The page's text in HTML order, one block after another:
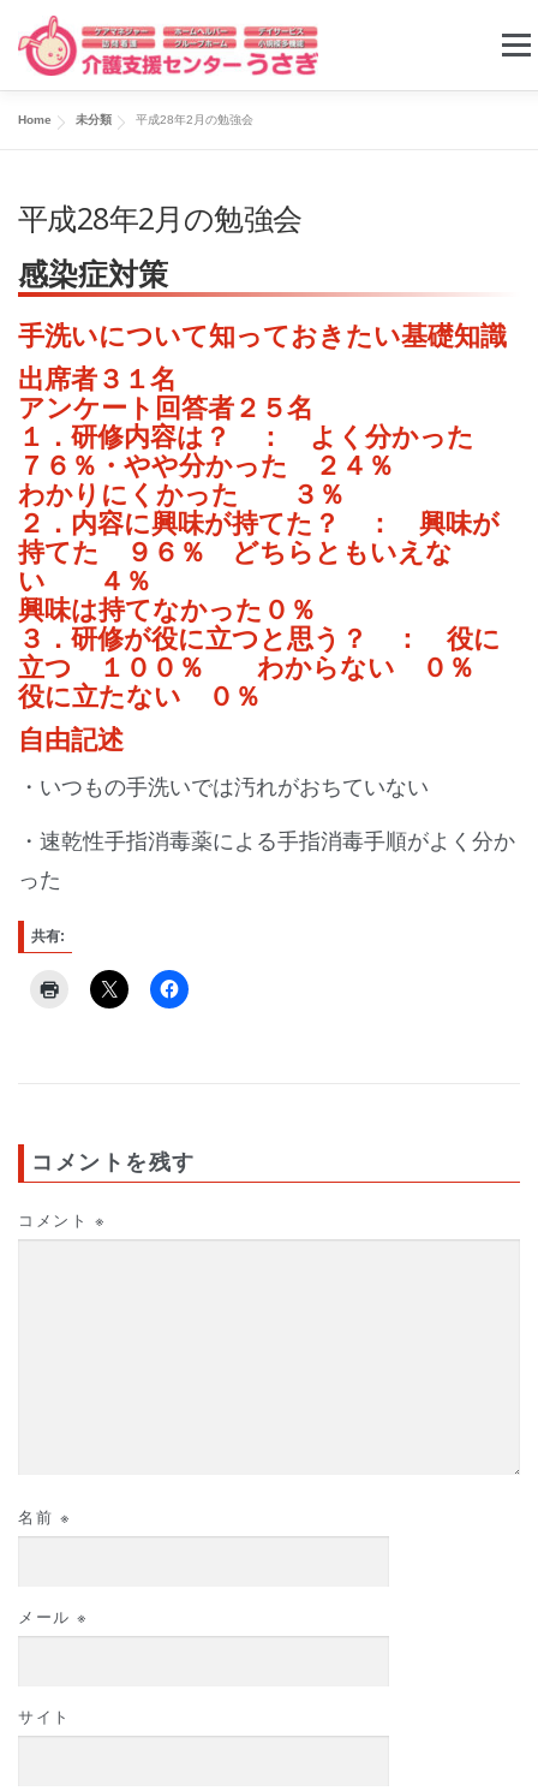
ン
テ
キ
ッ
メ
ケアプラン
グループホーム 小規模多機能ホーム
Home 未分類 平成28年2月の勉強会
平成28年2月の勉強会
感染症対策
手洗いについて知っておきたい基礎知識
出席者３１名
アンケート回答者２５名
１．研修内容は？ ： よく分かった
７６％・やや分かった ２４％
わかりにくかった ３％
２．内容に興味が持てた？ ： 興味が
持てた ９６％ どちらともいえな
い ４％
興味は持てなかった０％
３．研修が役に立つと思う？ ： 役に
立つ １００％ わからない ０％
役に立たない ０％
自由記述
・いつもの手洗いでは汚れがおちていない
・速乾性手指消毒薬による手指消毒手順がよく分か
った
共有:
コメントを残す
コメント ※
名前 ※
メール ※
サイト